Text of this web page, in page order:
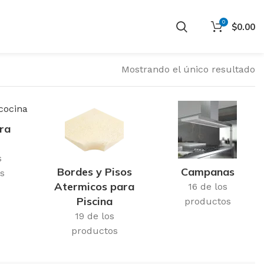
0 $0.00
Mostrando el único resultado
Bordes y Pisos
Atermicos para
Piscina
19 de los
productos
Campanas
16 de los
productos